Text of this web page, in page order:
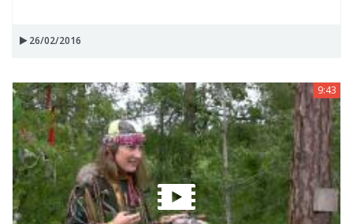
26/02/2016
9:43